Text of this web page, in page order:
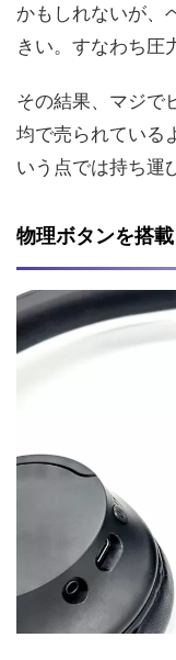
かもしれないが、
きい。すなわち圧
その結果、マジで
均で売られている
いう点では持ち運
物理ボタンを搭